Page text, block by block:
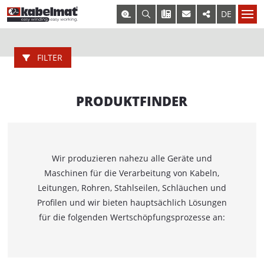
– BITTE WÄHLEN –
MESSROL 450
MESSROL 670 / 1000
RING- UND SPULENABWICKLER
RINGFIX / SPULFIX
KOMBITRAK 800
RINGO 500
+49 7443 9670-0
KONTAKTFORMULAR
DE
EN
PRODUKTFINDER
Wir produzieren nahezu alle Geräte und
Maschinen für die Verarbeitung von Kabeln,
Leitungen, Rohren, Stahlseilen, Schläuchen und
Profilen und wir bieten hauptsächlich Lösungen
für die folgenden Wertschöpfungsprozesse an:
FILTER